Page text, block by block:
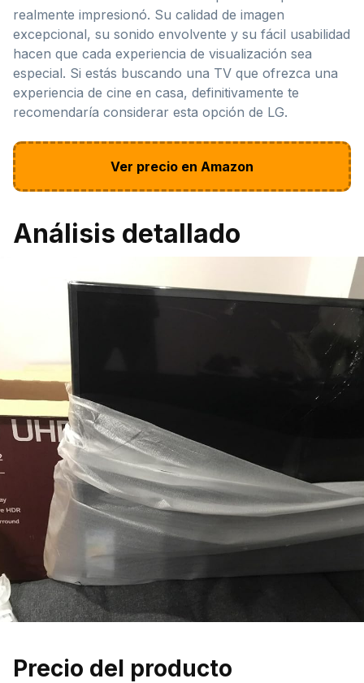
realmente impresionó. Su calidad de imagen
excepcional, su sonido envolvente y su fácil usabilidad
hacen que cada experiencia de visualización sea
especial. Si estás buscando una TV que ofrezca una
experiencia de cine en casa, definitivamente te
recomendaría considerar esta opción de LG.
Ver precio en Amazon
Análisis detallado
Precio del producto